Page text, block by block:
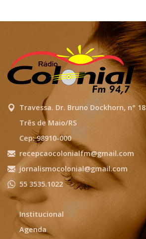
Travessa. Dr. Bruno Dockhorn, n° 18
Três de Maio/RS
Cep: 98910-000
recepcaocolonialfm@gmail.com
jornalismocolonial@gmail.com
55 3535.1022
Institucional
Agenda